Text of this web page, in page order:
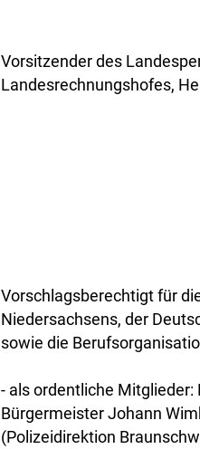
Vorsitzender des
Landesrechnungshofes,
Vorschlagsberechtigt für
Niedersachsens, der
sowie die
- als ordentliche
Bürgermeister Johann
(Polizeidirektion